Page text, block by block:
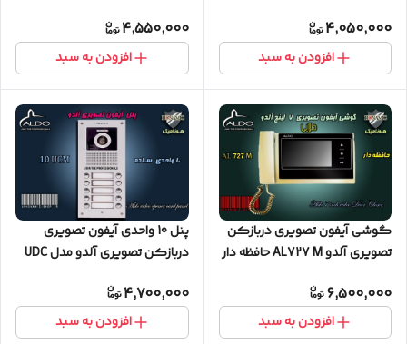
4,050,000
افزودن به سبد
4,550,000
افزودن به سبد
گوشی آیفون تصویری دربازکن
تصویری آلدو AL727 M حافظه دار
6,500,000
افزودن به سبد
پنل 10 واحدی آیفون تصویری
دربازکن تصویری آلدو مدل UDC
4,700,000
افزودن به سبد